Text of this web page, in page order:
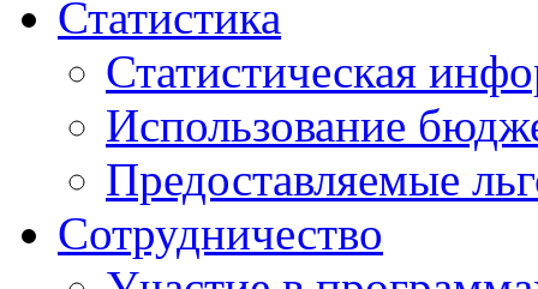
Статистика
Статистическая
Использование
Предоставляемые
Сотрудничество